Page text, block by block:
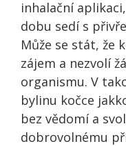
inhalační
dobu sedí s
Může se stát, že
zájem a nezvolí
organismu. V
bylinu kočce
bez vědomí a
dobrovolnému